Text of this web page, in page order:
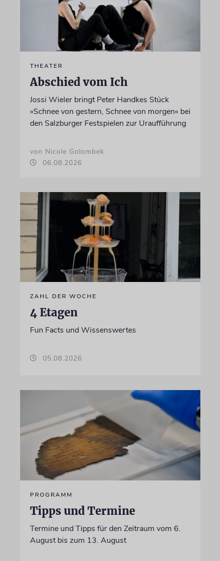
THEATER
Abschied vom Ich
Jossi Wieler bringt Peter Handkes Stück
»Schnee von gestern, Schnee von morgen« bei
den Salzburger Festspielen zur Uraufführung
von Nicole Golombek
06.08.2026
ZAHL DER WOCHE
4 Etagen
Fun Facts und Wissenswertes
05.08.2026
PROGRAMM
Tipps und Termine
Termine und Tipps für den Zeitraum vom 6.
August bis zum 13. August